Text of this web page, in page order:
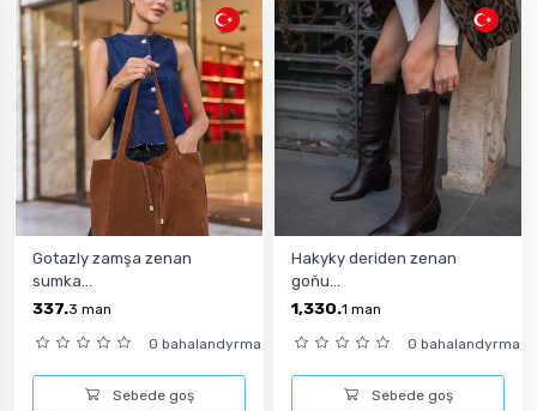
Gotazly zamşa zenan
sumka...
337.3 man
0 bahalandyrma
Sebede goş
Hakyky deriden zenan
goňu...
1,330.1 man
0 bahalandyrma
Sebede goş